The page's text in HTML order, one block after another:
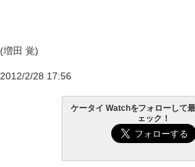
(増田 覚)
2012/2/28 17:56
ケータイ Watchをフォローして
ェック！